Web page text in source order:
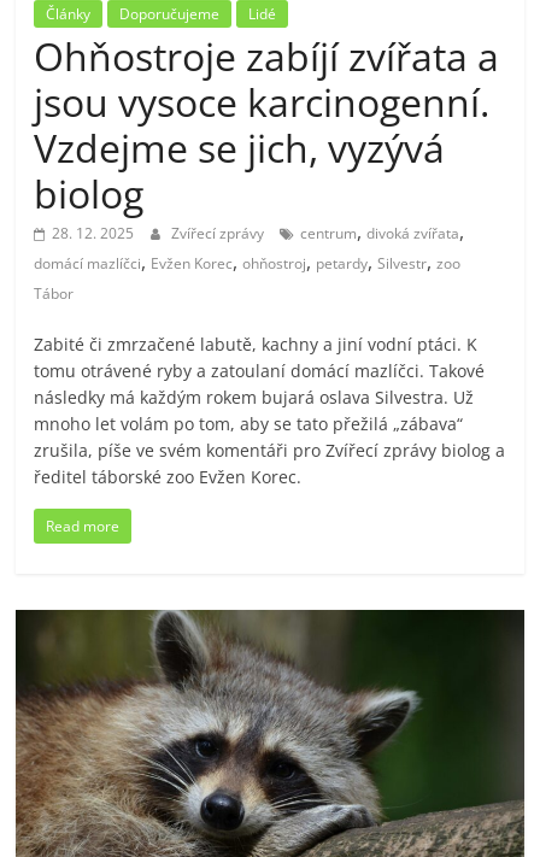
Články Doporučujeme Lidé
Ohňostroje zabíjí zvířata a
jsou vysoce karcinogenní.
Vzdejme se jich, vyzývá
biolog
28. 12. 2025 Zvířecí zprávy centrum,divoká zvířata,
domácí mazlíčci, Evžen Korec,ohňostroj, petardy,Silvestr,zoo
Tábor
Zabité či zmrzačené labutě, kachny a jiní vodní ptáci. K
tomu otrávené ryby a zatoulaní domácí mazlíčci. Takové
následky má každým rokem bujará oslava Silvestra. Už
mnoho let volám po tom, aby se tato přežilá „zábava“
zrušila, píše ve svém komentáři pro Zvířecí zprávy biolog a
ředitel táborské zoo Evžen Korec.
Read more